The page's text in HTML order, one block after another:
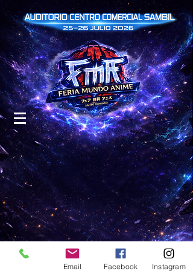
Email Facebook Instagram